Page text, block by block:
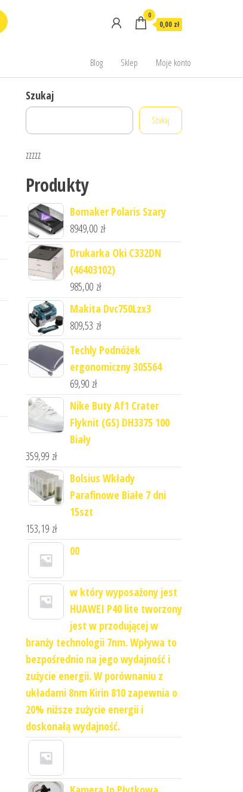
0
0,00 zł
Blog Sklep Moje konto
Szukaj
Szukaj
zzzzz
Produkty
Bomaker Polaris Szary
8949,00 zł
Drukarka Oki C332DN
(46403102)
985,00 zł
Makita Dvc750Lzx3
809,53 zł
Techly Podnóżek
ergonomiczny 305564
69,90 zł
Nike Buty Af1 Crater
Flyknit (GS) DH3375 100
Biały
359,99 zł
Bolsius Wkłady
Parafinowe Białe 7 dni
15szt
153,19 zł
00
w który wyposażony jest
HUAWEI P40 lite tworzony
jest w przodującej w
branży technologii 7nm. Wpływa to
bezpośrednio na jego wydajność i
zużycie energii. W porównaniu z
układami 8nm Kirin 810 zapewnia o
20% niższe zużycie energii i
doskonałą wydajność.